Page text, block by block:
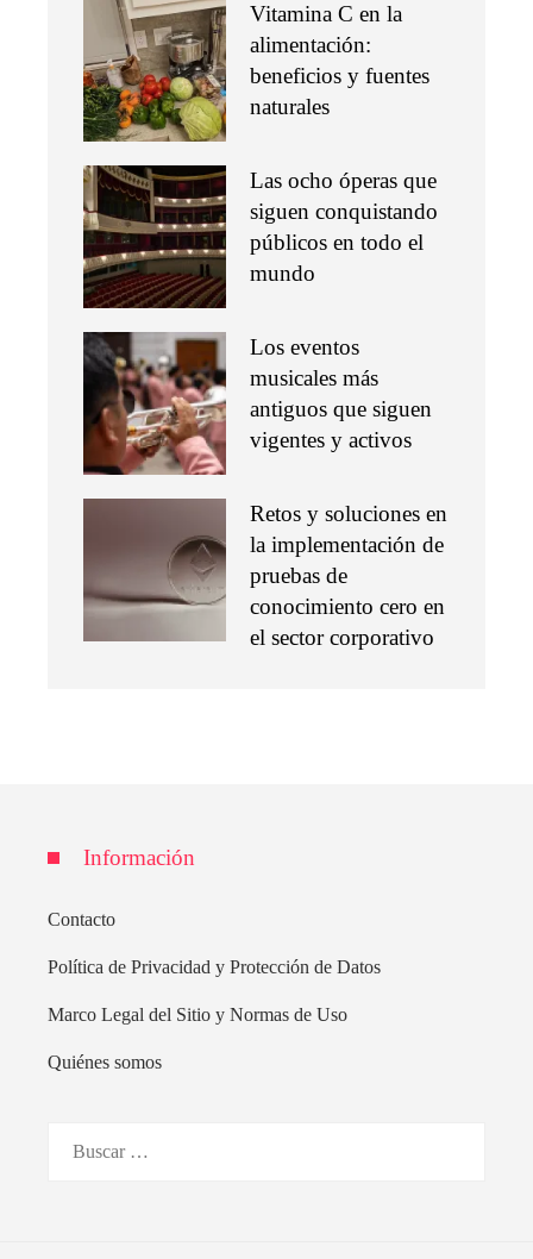
Vitamina C en la
alimentación:
beneficios y fuentes
naturales
Las ocho óperas que
siguen conquistando
públicos en todo el
mundo
Los eventos
musicales más
antiguos que siguen
vigentes y activos
Retos y soluciones en
la implementación de
pruebas de
conocimiento cero en
el sector corporativo
Información
Contacto
Política de Privacidad y Protección de Datos
Marco Legal del Sitio y Normas de Uso
Quiénes somos